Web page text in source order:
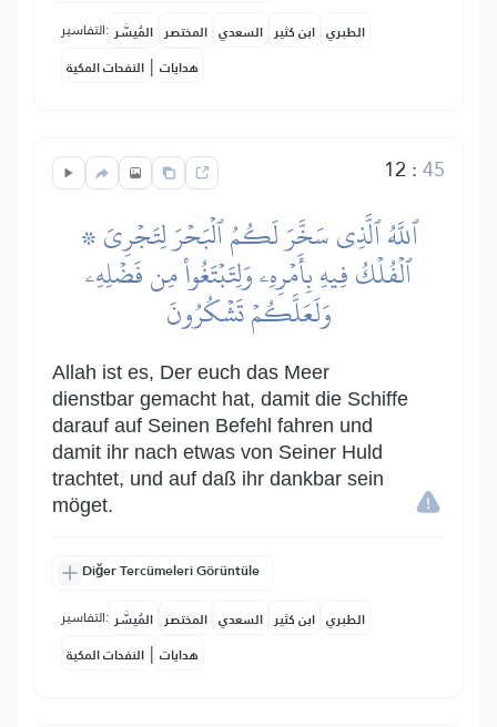
التفاسير: المُيسَّر المختصر السعدي ابن كثير الطبري
النفحات المكية | هدايات
12 :45
۞ ٱللَّهُ ٱلَّذِي سَخَّرَ لَكُمُ ٱلۡبَحۡرَ لِتَجۡرِيَ
ٱلۡفُلۡكُ فِيهِ بِأَمۡرِهِۦ وَلِتَبۡتَغُواْ مِن فَضۡلِهِۦ
وَلَعَلَّكُمۡ تَشۡكُرُونَ
Allah ist es, Der euch das Meer
dienstbar gemacht hat, damit die Schiffe
darauf auf Seinen Befehl fahren und
damit ihr nach etwas von Seiner Huld
trachtet, und auf daß ihr dankbar sein
möget.
Diğer Tercümeleri Görüntüle
التفاسير: المُيسَّر المختصر السعدي ابن كثير الطبري
النفحات المكية | هدايات